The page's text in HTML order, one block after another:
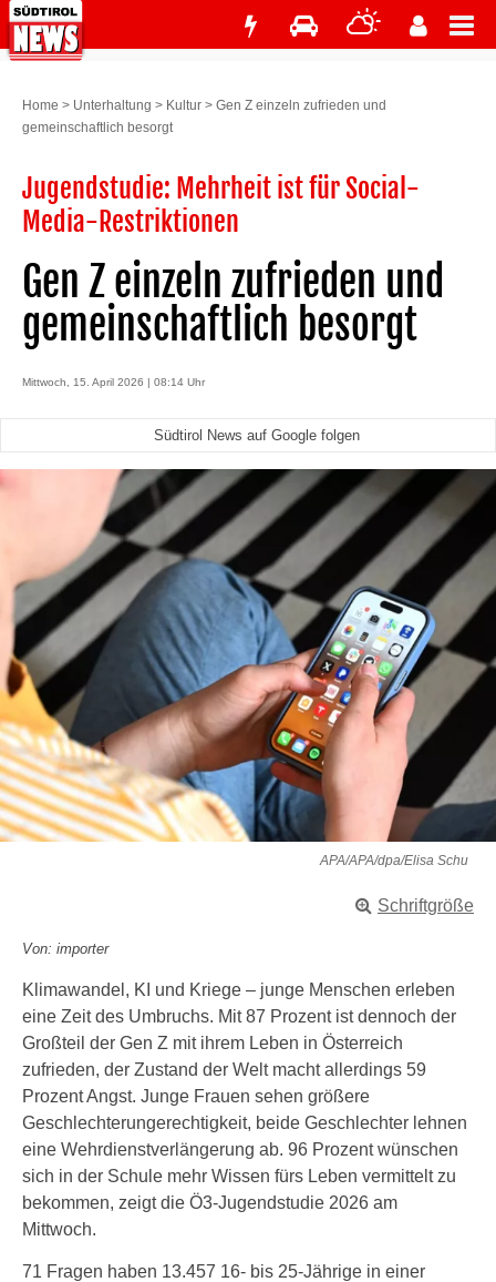
Home > Unterhaltung > Kultur > Gen Z einzeln zufrieden und
gemeinschaftlich besorgt
Jugendstudie: Mehrheit ist für Social-
Media-Restriktionen
Gen Z einzeln zufrieden und
gemeinschaftlich besorgt
Mittwoch, 15. April 2026 | 08:14 Uhr
Südtirol News auf Google folgen
APA/APA/dpa/Elisa Schu
Schriftgröße
Von: importer
Klimawandel, KI und Kriege – junge Menschen erleben
eine Zeit des Umbruchs. Mit 87 Prozent ist dennoch der
Großteil der Gen Z mit ihrem Leben in Österreich
zufrieden, der Zustand der Welt macht allerdings 59
Prozent Angst. Junge Frauen sehen größere
Geschlechterungerechtigkeit, beide Geschlechter lehnen
eine Wehrdienstverlängerung ab. 96 Prozent wünschen
sich in der Schule mehr Wissen fürs Leben vermittelt zu
bekommen, zeigt die Ö3-Jugendstudie 2026 am
Mittwoch.
71 Fragen haben 13.457 16- bis 25-Jährige in einer